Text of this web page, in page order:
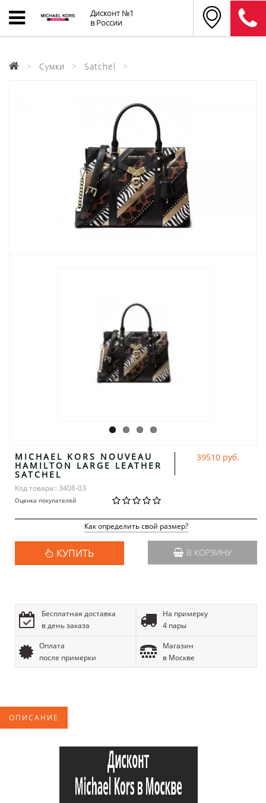
Дисконт №1
в России
Сумки Satchel
MICHAEL KORS NOUVEAU
HAMILTON LARGE LEATHER
SATCHEL
Код товара:: 3408-03
Оценка покупателей
39510 руб.
Как определить свой размер?
КУПИТЬ В КОРЗИНУ
Бесплатная доставка
в день заказа
На примерку
4 пары
Оплата
после примерки
Магазин
в Москве
ОПИСАНИЕ